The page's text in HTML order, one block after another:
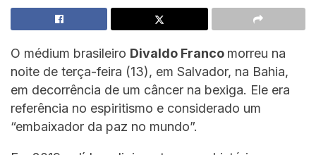
O médium brasileiro Divaldo Franco morreu na
noite de terça-feira (13), em Salvador, na Bahia,
em decorrência de um câncer na bexiga. Ele era
referência no espiritismo e considerado um
“embaixador da paz no mundo”.